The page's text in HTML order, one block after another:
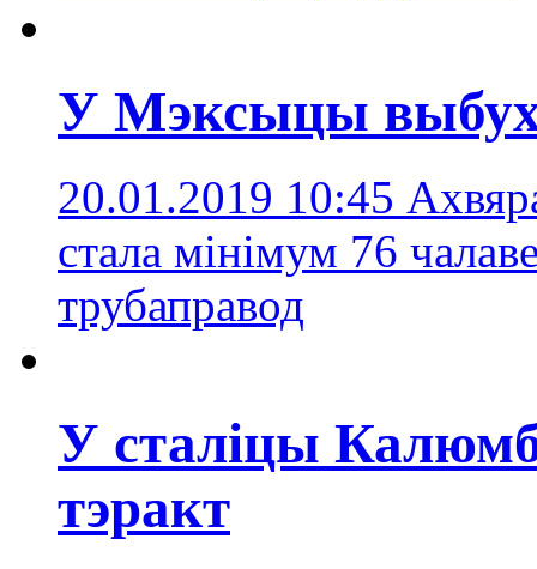
У Мэксыцы
20.01.2019 10:45
стала мінімум 76
трубаправод
У сталіцы
тэракт